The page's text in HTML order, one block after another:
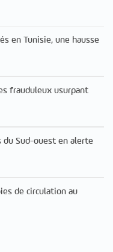
en Tunisie, une hausse
frauduleux usurpant
du Sud-ouest en alerte
de circulation au